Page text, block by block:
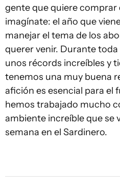
gente que quiere comprar
imagínate: el año que
manejar el tema de los
querer venir. Durante
unos récords increíbles y
tenemos una muy buena
afición es esencial para el
hemos trabajado mucho
ambiente increíble que se
semana en el Sardinero.